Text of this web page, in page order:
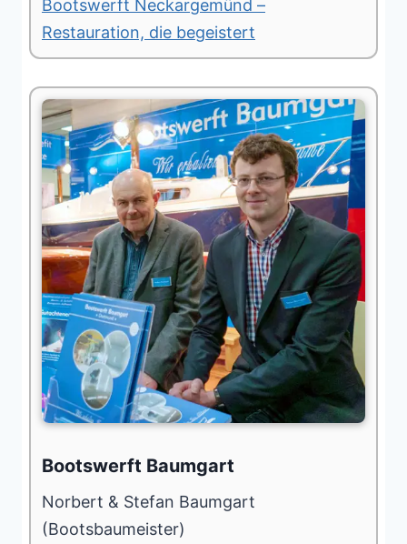
Bootswerft Neckargemünd –
Restauration, die begeistert
Bootswerft Baumgart
Norbert & Stefan Baumgart
(Bootsbaumeister)